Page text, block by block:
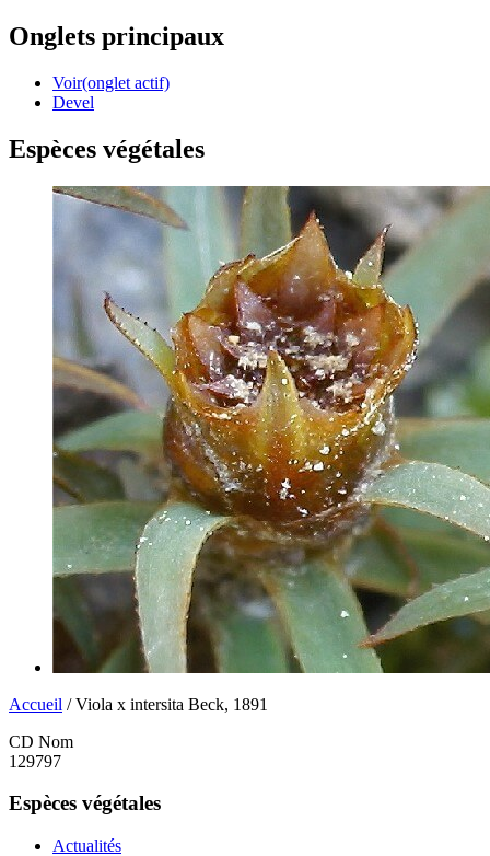
Onglets principaux
Voir(onglet actif)
Devel
Espèces végétales
Accueil / Viola x intersita Beck, 1891
CD Nom
129797
Espèces végétales
Actualités